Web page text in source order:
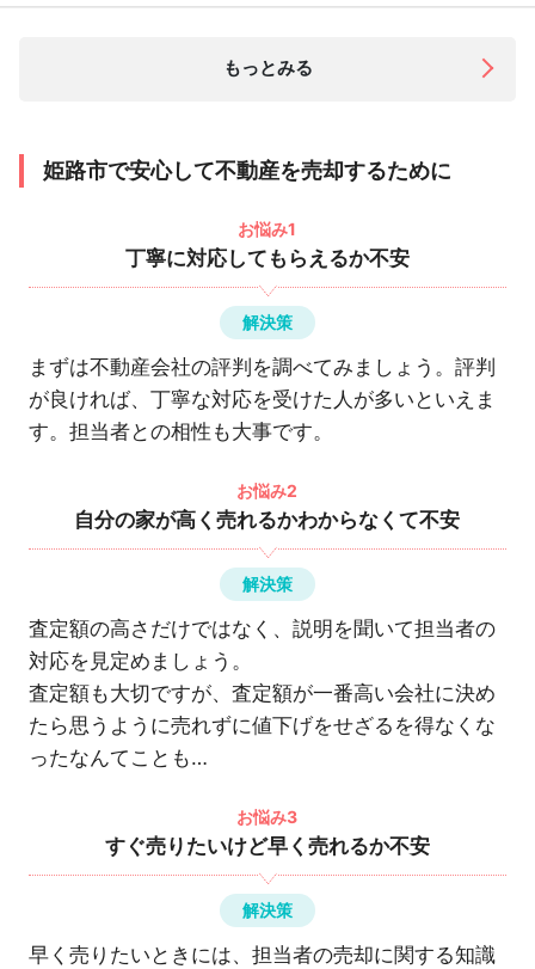
もっとみる
姫路市で安心して不動産を売却するために
お悩み1
丁寧に対応してもらえるか不安
解決策
まずは不動産会社の評判を調べてみましょう。評判
が良ければ、丁寧な対応を受けた人が多いといえま
す。担当者との相性も大事です。
お悩み2
自分の家が高く売れるかわからなくて不安
解決策
査定額の高さだけではなく、説明を聞いて担当者の
対応を見定めましょう。
査定額も大切ですが、査定額が一番高い会社に決め
たら思うように売れずに値下げをせざるを得なくな
ったなんてことも…
お悩み3
すぐ売りたいけど早く売れるか不安
解決策
早く売りたいときには、担当者の売却に関する知識